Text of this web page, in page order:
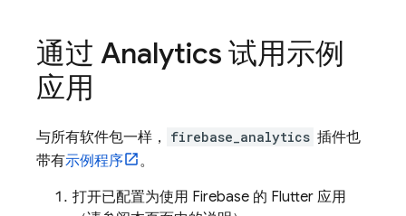
通过 Analytics 试用示例
应用
与所有软件包一样， firebase_analytics 插件也
带有示例程序
。
打开已配置为使用 Firebase 的 Flutter 应用